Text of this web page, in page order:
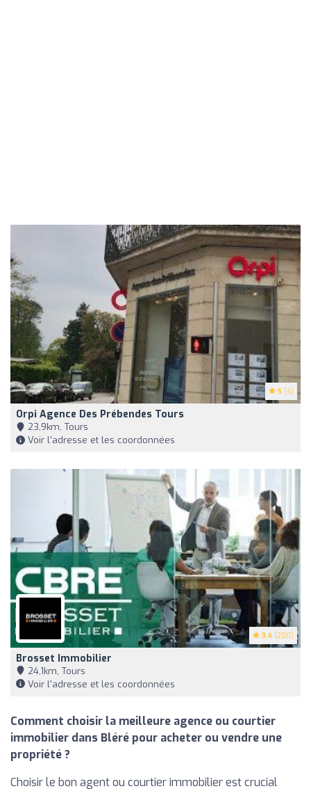
5 (4)
Orpi Agence Des Prébendes Tours
23,9km, Tours
Voir l'adresse et les coordonnées
3.4 (200)
Brosset Immobilier
24,1km, Tours
Voir l'adresse et les coordonnées
Comment choisir la meilleure agence ou courtier
immobilier dans Bléré pour acheter ou vendre une
propriété ?
Choisir le bon agent ou courtier immobilier est crucial